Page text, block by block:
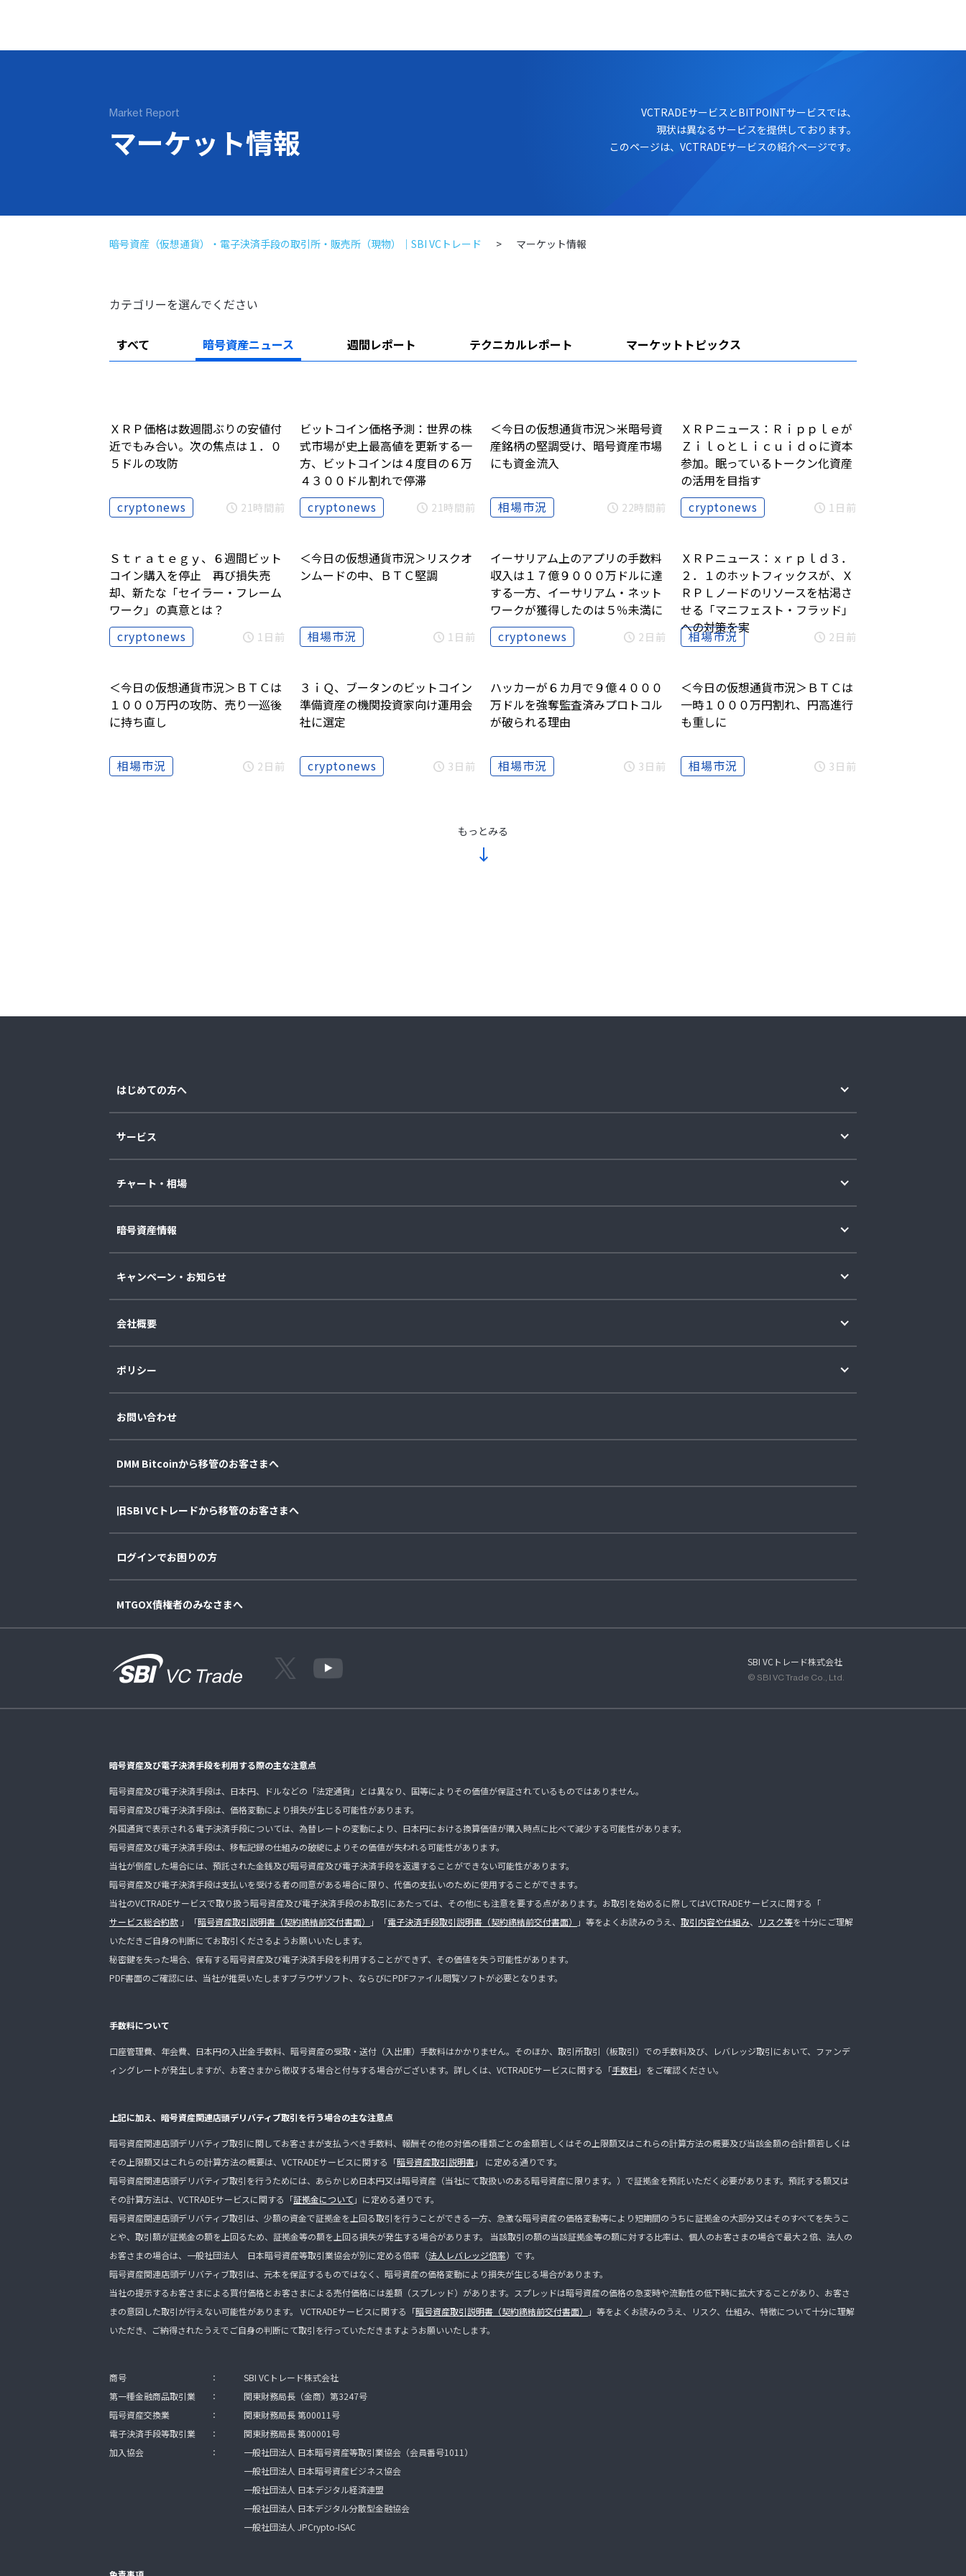
Market Report
マーケット情報
VCTRADEサービスとBITPOINTサービスでは、
現状は異なるサービスを提供しております。
このページは、VCTRADEサービスの紹介ページです。
暗号資産（仮想通貨）・電子決済手段の取引所・販売所（現物）｜SBI VCトレード マーケット情報
カテゴリーを選んでください
すべて 暗号資産ニュース 週間レポート テクニカルレポート マーケットトピックス
ＸＲＰ価格は数週間ぶりの安値付
近でもみ合い。次の焦点は１．０
５ドルの攻防
cryptonews 21時間前
ビットコイン価格予測：世界の株
式市場が史上最高値を更新する一
方、ビットコインは４度目の６万
４３００ドル割れで停滞
cryptonews
21時間前
＜今日の仮想通貨市況＞米暗号資
産銘柄の堅調受け、暗号資産市場
にも資金流入
相場市況 22時間前
ＸＲＰニュース：Ｒｉｐｐｌｅが
ＺｉｌｏとＬｉｃｕｉｄｏに資本
参加。眠っているトークン化資産
の活用を目指す
cryptonews
1日前
Ｓｔｒａｔｅｇｙ、６週間ビット
コイン購入を停止 再び損失売
却、新たな「セイラー・フレーム
ワーク」の真意とは？
cryptonews
1日前
＜今日の仮想通貨市況＞リスクオ
ンムードの中、ＢＴＣ堅調
相場市況 1日前
イーサリアム上のアプリの手数料
収入は１７億９０００万ドルに達
する一方、イーサリアム・ネット
ワークが獲得したのは５％未満に
cryptonews
2日前
ＸＲＰニュース：ｘｒｐｌｄ３．
２．１のホットフィックスが、Ｘ
ＲＰＬノードのリソースを枯渇さ
せる「マニフェスト・フラッド」
への対策を実
相場市況 2日前
＜今日の仮想通貨市況＞ＢＴＣは
１０００万円の攻防、売り一巡後
に持ち直し
相場市況 2日前
３ｉＱ、ブータンのビットコイン
準備資産の機関投資家向け運用会
社に選定
cryptonews 3日前
ハッカーが６カ月で９億４０００
万ドルを強奪――監査済みプロトコル
が破られる理由
相場市況 3日前
＜今日の仮想通貨市況＞ＢＴＣは
一時１０００万円割れ、円高進行
も重しに
相場市況 3日前
もっとみる
はじめての方へ
サービス
チャート・相場
暗号資産情報
キャンペーン・お知らせ
会社概要
ポリシー
お問い合わせ
DMM Bitcoinから移管のお客さまへ
旧SBI VCトレードから移管のお客さまへ
ログインでお困りの方
MTGOX債権者のみなさまへ
SBI VCトレード株式会社
© SBI VC Trade Co., Ltd.
暗号資産及び電子決済手段を利用する際の主な注意点
暗号資産及び電子決済手段は、日本円、ドルなどの「法定通貨」とは異なり、国等によりその価値が保証されているものではありません。
暗号資産及び電子決済手段は、価格変動により損失が生じる可能性があります。
外国通貨で表示される電子決済手段については、為替レートの変動により、日本円における換算価値が購入時点に比べて減少する可能性があります。
暗号資産及び電子決済手段は、移転記録の仕組みの破綻によりその価値が失われる可能性があります。
当社が倒産した場合には、預託された金銭及び暗号資産及び電子決済手段を返還することができない可能性があります。
暗号資産及び電子決済手段は支払いを受ける者の同意がある場合に限り、代価の支払いのために使用することができます。
当社のVCTRADEサービスで取り扱う暗号資産及び電子決済手段のお取引にあたっては、その他にも注意を要する点があります。お取引を始めるに際してはVCTRADEサービスに関する「
サービス総合約款 」「暗号資産取引説明書（契約締結前交付書面） 」「電子決済手段取引説明書（契約締結前交付書面） 」等をよくお読みのうえ、 取引内容や仕組み、 リスク等を十分にご理解
いただきご自身の判断にてお取引くださるようお願いいたします。
秘密鍵を失った場合、保有する暗号資産及び電子決済手段を利用することができず、その価値を失う可能性があります。
PDF書面のご確認には、当社が推奨いたしますブラウザソフト、ならびにPDFファイル閲覧ソフトが必要となります。
手数料について
口座管理費、年会費、日本円の入出金手数料、暗号資産の受取・送付（入出庫）手数料はかかりません。そのほか、取引所取引（板取引）での手数料及び、レバレッジ取引において、ファンデ
ィングレートが発生しますが、お客さまから徴収する場合と付与する場合がございます。詳しくは、VCTRADEサービスに関する「手数料」をご確認ください。
上記に加え、暗号資産関連店頭デリバティブ取引を行う場合の主な注意点
暗号資産関連店頭デリバティブ取引に関してお客さまが支払うべき手数料、報酬その他の対価の種類ごとの金額若しくはその上限額又はこれらの計算方法の概要及び当該金額の合計額若しくは
その上限額又はこれらの計算方法の概要は、VCTRADEサービスに関する「暗号資産取引説明書」 に定める通りです。
暗号資産関連店頭デリバティブ取引を行うためには、あらかじめ日本円又は暗号資産（当社にて取扱いのある暗号資産に限ります。）で証拠金を預託いただく必要があります。預託する額又は
その計算方法は、VCTRADEサービスに関する「証拠金について 」に定める通りです。
暗号資産関連店頭デリバティブ取引は、少額の資金で証拠金を上回る取引を行うことができる一方、急激な暗号資産の価格変動等により短期間のうちに証拠金の大部分又はそのすべてを失うこ
とや、取引額が証拠金の額を上回るため、証拠金等の額を上回る損失が発生する場合があります。 当該取引の額の当該証拠金等の額に対する比率は、個人のお客さまの場合で最大２倍、法人の
お客さまの場合は、一般社団法人 日本暗号資産等取引業協会が別に定める倍率（法人レバレッジ倍率）です。
暗号資産関連店頭デリバティブ取引は、元本を保証するものではなく、暗号資産の価格変動により損失が生じる場合があります。
当社の提示するお客さまによる買付価格とお客さまによる売付価格には差額（スプレッド）があります。スプレッドは暗号資産の価格の急変時や流動性の低下時に拡大することがあり、お客さ
まの意図した取引が行えない可能性があります。 VCTRADEサービスに関する「暗号資産取引説明書（契約締結前交付書面）
」等をよくお読みのうえ、リスク、仕組み、特徴について十分に理解
いただき、ご納得されたうえでご自身の判断にて取引を行っていただきますようお願いいたします。
商号 ：
SBI VCトレード株式会社
第一種金融商品取引業
：
関東財務局長（金商）第3247号
暗号資産交換業
：
関東財務局長 第00011号
電子決済手段等取引業
：
関東財務局長 第00001号
加入協会
：
一般社団法人 日本暗号資産等取引業協会（会員番号1011）
一般社団法人 日本暗号資産ビジネス協会
一般社団法人 日本デジタル経済連盟
一般社団法人 日本デジタル分散型金融協会
一般社団法人 JPCrypto-ISAC